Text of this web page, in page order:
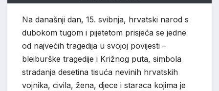
Na današnji dan, 15. svibnja, hrvatski narod s
dubokom tugom i pijetetom prisjeća se jedne
od najvećih tragedija u svojoj povijesti –
bleiburške tragedije i Križnog puta, simbola
stradanja desetina tisuća nevinih hrvatskih
vojnika, civila, žena, djece i staraca kojima je